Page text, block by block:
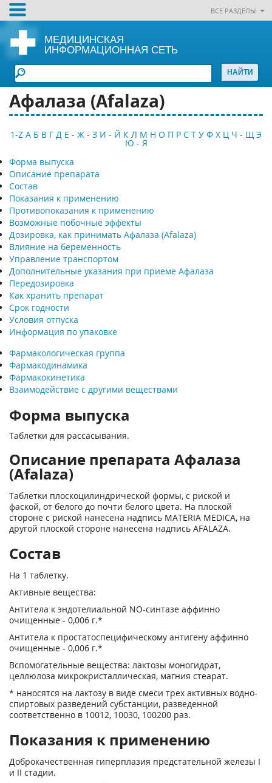
ВСЕ РАЗДЕЛЫ
МЕДИЦИНСКАЯ
ИНФОРМАЦИОННАЯ СЕТЬ
Афалаза (Afalaza)
1-Z А Б В Г Д Е - Ж - З И - Й К Л М Н О П Р С Т У Ф Х Ц Ч - Щ Э
Ю - Я
Форма выпуска
Описание препарата
Состав
Показания к применению
Противопоказания к применению
Возможные побочные эффекты
Дозировка, как принимать Афалаза (Afalaza)
Влияние на беременность
Управление транспортом
Дополнительные указания при приеме Афалаза
Передозировка
Как хранить препарат
Срок годности
Условия отпуска
Информация по упаковке
Фармакологическая группа
Фармакодинамика
Фармакокинетика
Взаимодействие с другими веществами
Форма выпуска
Таблетки для рассасывания.
Описание препарата Афалаза
(Afalaza)
Таблетки плоскоцилиндрической формы, с риской и
фаской, от белого до почти белого цвета. На плоской
стороне с риской нанесена надпись MATERIA MEDICA, на
другой плоской стороне нанесена надпись AFALAZA.
Состав
На 1 таблетку.
Активные вещества:
Антитела к эндотелиальной NO-синтазе аффинно
очищенные - 0,006 г.*
Антитела к простатоспецифическому антигену аффинно
очищенные - 0,006 г.*
Вспомогательные вещества: лактозы моногидрат,
целлюлоза микрокристаллическая, магния стеарат.
* наносятся на лактозу в виде смеси трех активных водно-
спиртовых разведений субстанции, разведенной
соответственно в 10012, 10030, 100200 раз.
Показания к применению
Доброкачественная гиперплазия предстательной железы I
и II стадии.